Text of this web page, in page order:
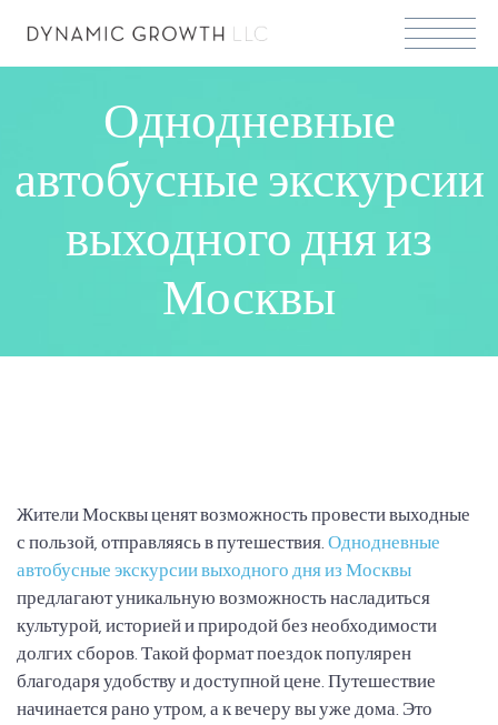
Однодневные
автобусные экскурсии
выходного дня из
Москвы
Жители Москвы ценят возможность провести выходные
с пользой, отправляясь в путешествия. Однодневные
автобусные экскурсии выходного дня из Москвы
предлагают уникальную возможность насладиться
культурой, историей и природой без необходимости
долгих сборов. Такой формат поездок популярен
благодаря удобству и доступной цене. Путешествие
начинается рано утром, а к вечеру вы уже дома. Это